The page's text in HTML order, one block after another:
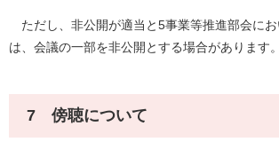
ただし、非公開が適当と5事業等推進部会に
は、会議の一部を非公開とする場合があります。
7 傍聴について